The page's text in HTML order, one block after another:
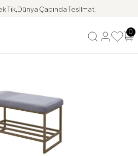
Tık,Dünya Çapında Teslimat.
0